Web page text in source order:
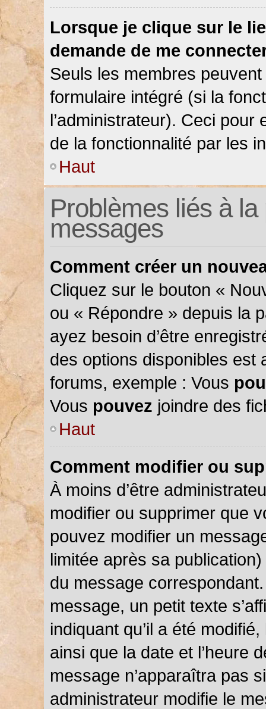
Lorsque je clique sur le
demande de me
Seuls les membres
formulaire intégré (si la
l’administrateur). Ceci pour
de la fonctionnalité par les
Haut
Problèmes liés à
messages
Comment créer un
Cliquez sur le bouton «
ou « Répondre » depuis la
ayez besoin d’être
des options disponibles est
forums, exemple : Vous
Vous pouvez joindre des
Haut
Comment modifier ou
À moins d’être
modifier ou supprimer que
pouvez modifier un
limitée après sa
du message
message, un petit texte
indiquant qu’il a été
ainsi que la date et l’heure
message n’apparaîtra pas
administrateur modifie le